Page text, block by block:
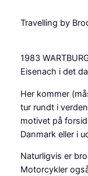
Travelling by
1983
Eisenach i det
Her kommer
tur rundt i
motivet på
Danmark eller i
Naturligvis er
Motorcykler